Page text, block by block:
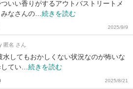
いい香りがするアウトバストリートメ
なさんの… 続きを読む
2025/9/9
匿名 さん
してもおかしくない状況なのが怖いな
てい… 続きを読む
2025/8/21